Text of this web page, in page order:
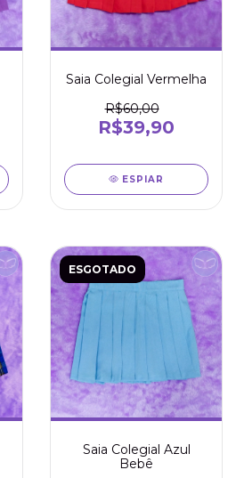
Saia Colegial Vermelha
R$60,00
R$39,90
ESPIAR
ESGOTADO
Saia Colegial Azul
Bebê